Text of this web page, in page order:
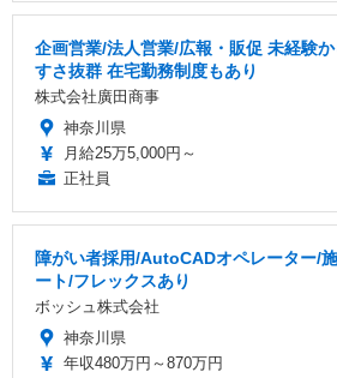
企画営業/法人営業/広報・販促 未経験
すさ抜群 在宅勤務制度もあり
株式会社廣田商事
神奈川県
月給25万5,000円～
正社員
障がい者採用/AutoCADオペレーター/
ート/フレックスあり
ボッシュ株式会社
神奈川県
年収480万円～870万円